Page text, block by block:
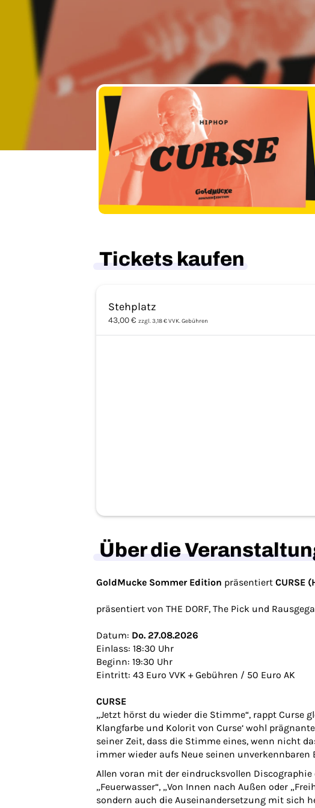
Tickets kaufen
Stehplatz
43,00 € zzgl. 3,18 € VVK. Gebühren
Über die
GoldMucke Sommer Edition präsentiert CURSE
präsentiert von THE DORF, The Pick und
Datum: Do. 27.08.2026
Einlass: 18:30 Uhr
Beginn: 19:30 Uhr
Eintritt: 43 Euro VVK + Gebühren / 50 Euro AK
CURSE
„Jetzt hörst du wieder die Stimme“, rappt Curse
Klangfarbe und Kolorit von Curse‘ wohl
seiner Zeit, dass die Stimme eines, wenn nicht
immer wieder aufs Neue seinen
Allen voran mit der eindrucksvollen
„Feuerwasser“, „Von Innen nach Außen oder
sondern auch die Auseinandersetzung mit sich